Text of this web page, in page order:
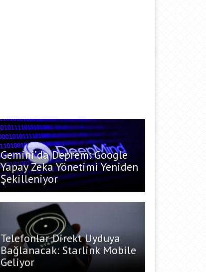
Gemini’da Deprem: Google
Yapay Zeka Yönetimi Yeniden
Şekilleniyor
Telefonlar Direkt Uyduya
Bağlanacak: Starlink Mobile
Geliyor